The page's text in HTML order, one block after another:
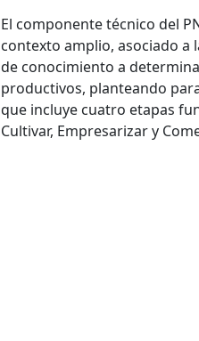
El componente técnico del
contexto amplio, asociado a
de conocimiento a
productivos, planteando
que incluye cuatro etapas
Cultivar, Empresarizar y